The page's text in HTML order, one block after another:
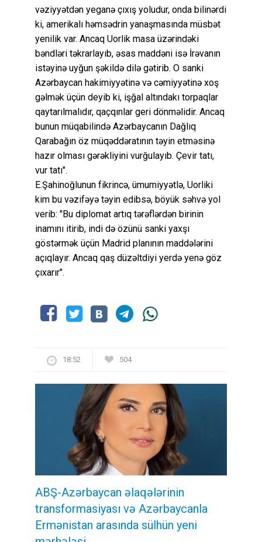
vəziyyətdən yeganə çıxış yoludur, onda bilinərdi
ki, amerikalı həmsədrin yanaşmasında müsbət
yenilik var. Ancaq Uorlik masa üzərindəki
bəndləri təkrarlayıb, əsas maddəni isə İrəvanın
istəyinə uyğun şəkildə dilə gətirib. O sanki
Azərbaycan hakimiyyətinə və cəmiyyətinə xoş
gəlmək üçün deyib ki, işğal altındakı torpaqlar
qaytarılmalıdır, qaçqınlar geri dönməlidir. Ancaq
bunun müqabilində Azərbaycanın Dağlıq
Qarabağın öz müqəddəratının təyin etməsinə
hazır olması gərəkliyini vurğulayıb. Çevir tatı,
vur tatı".
E.Şahinoğlunun fikrincə, ümumiyyətlə, Uorliki
kim bu vəzifəyə təyin edibsə, böyük səhvə yol
verib: "Bu diplomat artıq tərəflərdən birinin
inamını itirib, indi də özünü sanki yaxşı
göstərmək üçün Madrid planının maddələrini
açıqlayır. Ancaq qaş düzəltdiyi yerdə yenə göz
çıxarır".
18:52 504
ABŞ-Azərbaycan əlaqələrinin
transformasiyası və Azərbaycanla
Ermənistan arasında sülhün yeni